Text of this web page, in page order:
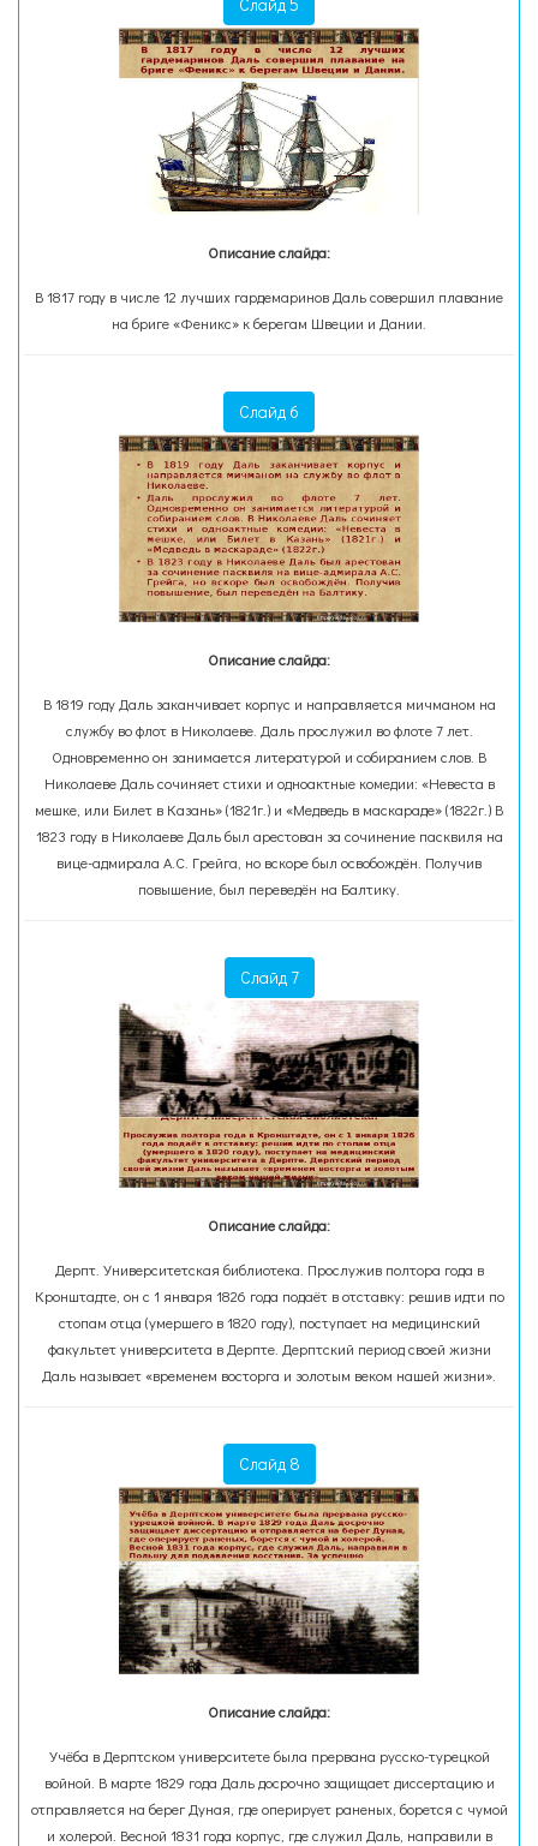
Описание слайда:
В 1817 году в числе 12 лучших гардемаринов Даль совершил плавание
на бриге «Феникс» к берегам Швеции и Дании.
Слайд 6
Описание слайда:
В 1819 году Даль заканчивает корпус и направляется мичманом на
службу во флот в Николаеве. Даль прослужил во флоте 7 лет.
Одновременно он занимается литературой и собиранием слов. В
Николаеве Даль сочиняет стихи и одноактные комедии: «Невеста в
мешке, или Билет в Казань» (1821г.) и «Медведь в маскараде» (1822г.) В
1823 году в Николаеве Даль был арестован за сочинение пасквиля на
вице-адмирала А.С. Грейга, но вскоре был освобождён. Получив
повышение, был переведён на Балтику.
Слайд 7
Описание слайда:
Дерпт. Университетская библиотека. Прослужив полтора года в
Кронштадте, он с 1 января 1826 года подаёт в отставку: решив идти по
стопам отца (умершего в 1820 году), поступает на медицинский
факультет университета в Дерпте. Дерптский период своей жизни
Даль называет «временем восторга и золотым веком нашей жизни».
Слайд 8
Описание слайда:
Учёба в Дерптском университете была прервана русско-турецкой
войной. В марте 1829 года Даль досрочно защищает диссертацию и
отправляется на берег Дуная, где оперирует раненых, борется с чумой
и холерой. Весной 1831 года корпус, где служил Даль, направили в